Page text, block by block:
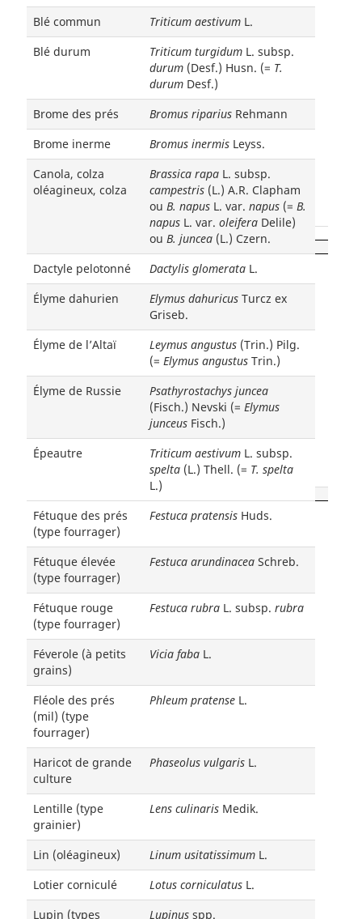
Blé commun Triticum aestivum L.
Blé durum
Triticum turgidum L. subsp.
durum (Desf.) Husn. (= T.
durum Desf.)
Brome des prés
Bromus riparius Rehmann
Brome inerme
Bromus inermis Leyss.
Canola, colza
oléagineux, colza
Brassica rapa L. subsp.
campestris (L.) A.R. Clapham
ou B. napus L. var. napus (= B.
napus L. var. oleifera Delile)
ou B. juncea (L.) Czern.
Dactyle pelotonné
Dactylis glomerata L.
Élyme dahurien
Elymus dahuricus Turcz ex
Griseb.
Élyme de l’Altaï
Leymus angustus (Trin.) Pilg.
(= Elymus angustus Trin.)
Élyme de Russie
Psathyrostachys juncea
(Fisch.) Nevski (= Elymus
junceus Fisch.)
Épeautre
Triticum aestivum L. subsp.
spelta (L.) Thell. (= T. spelta
L.)
Fétuque des prés
(type fourrager)
Festuca pratensis Huds.
Fétuque élevée
(type fourrager)
Festuca arundinacea Schreb.
Fétuque rouge
(type fourrager)
Festuca rubra L. subsp. rubra
Féverole (à petits
grains)
Vicia faba L.
Fléole des prés
(mil) (type
fourrager)
Phleum pratense L.
Haricot de grande
culture
Phaseolus vulgaris L.
Lentille (type
grainier)
Lens culinaris Medik.
Lin (oléagineux) Linum usitatissimum L.
Lotier corniculé
Lotus corniculatus L.
Lupin (types
Lupinus spp.